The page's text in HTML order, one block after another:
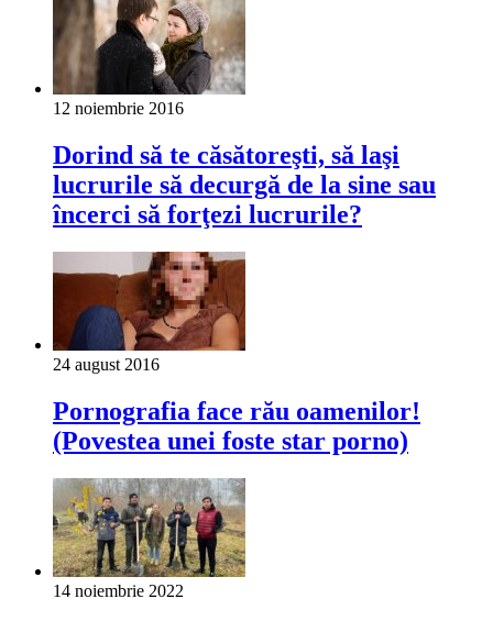
12 noiembrie 2016
Dorind să te căsătoreşti, să laşi
lucrurile să decurgă de la sine sau
încerci să forţezi lucrurile?
24 august 2016
Pornografia face rău oamenilor!
(Povestea unei foste star porno)
14 noiembrie 2022